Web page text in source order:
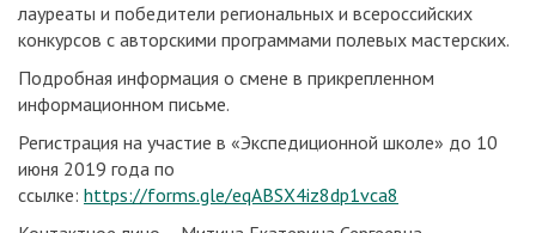
лауреаты и победители региональных и всероссийских
конкурсов с авторскими программами полевых мастерских.
Подробная информация о смене в прикрепленном
информационном письме.
Регистрация на участие в «Экспедиционной школе» до 10
июня 2019 года по
ссылке: https://forms.gle/eqABSX4iz8dp1vca8